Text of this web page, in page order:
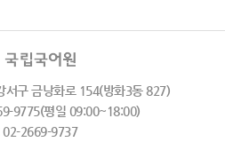
서구 금낭화로 154(방화3동 827)
9775(평일 09:00~18:00)
02-2669-9737